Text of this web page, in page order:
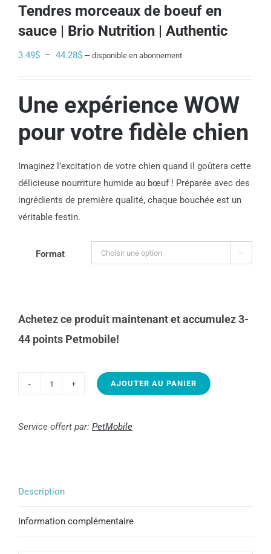
Tendres morceaux de boeuf en
sauce | Brio Nutrition | Authentic
3.49$ – 44.28$Plage
3.49$
44.28$
— disponible en abonnement
Une expérience WOW
pour votre fidèle chien
Imaginez l’excitation de votre chien quand il goûtera cette
délicieuse nourriture humide au bœuf ! Préparée avec des
ingrédients de première qualité, chaque bouchée est un
véritable festin.
Format 
Achetez ce produit maintenant et accumulez 3-
44 points Petmobile!
Tendres
en
|
AJOUTER AU PANIER
Service offert par: PetMobile
Description
Information complémentaire